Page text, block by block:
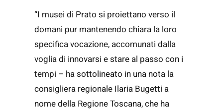
“I musei di Prato si proiettano verso il
domani pur mantenendo chiara la loro
specifica vocazione, accomunati dalla
voglia di innovarsi e stare al passo con i
tempi – ha sottolineato in una nota la
consigliera regionale Ilaria Bugetti a
nome della Regione Toscana, che ha